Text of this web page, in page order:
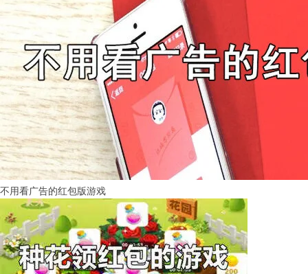
不用看广告的红包版游戏